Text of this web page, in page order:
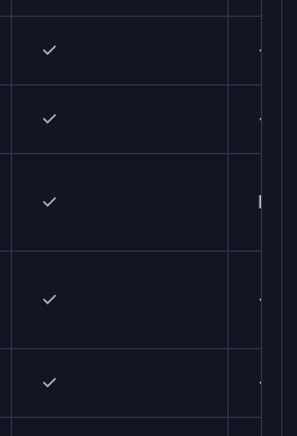
✓ ✓
✓ ✓
✓ N/A
✓ ✓
✓ ✓